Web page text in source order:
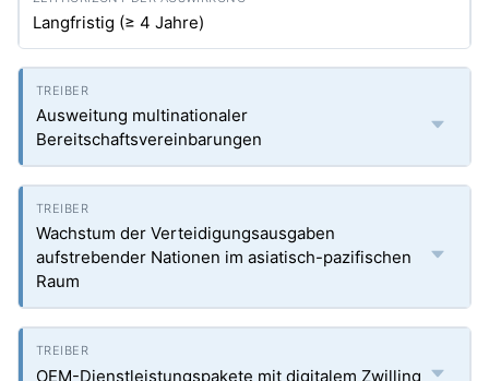
Langfristig (≥ 4 Jahre)
Ausweitung multinationaler
Bereitschaftsvereinbarungen
Wachstum der Verteidigungsausgaben
aufstrebender Nationen im asiatisch-pazifischen
Raum
OEM-Dienstleistungspakete mit digitalem Zwilling